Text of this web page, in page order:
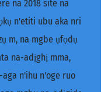
na 2018 site na
n'etiti ubu aka nri
m, na mgbe ụfọdụ
na-adịghị mma,
n'ihu n'oge ruo